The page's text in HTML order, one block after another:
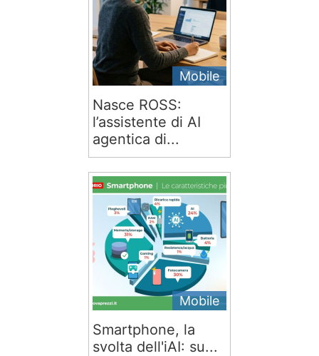
Mobile
Nasce ROSS:
l’assistente di AI
agentica di...
Mobile
Smartphone, la
svolta dell'iAI: su...